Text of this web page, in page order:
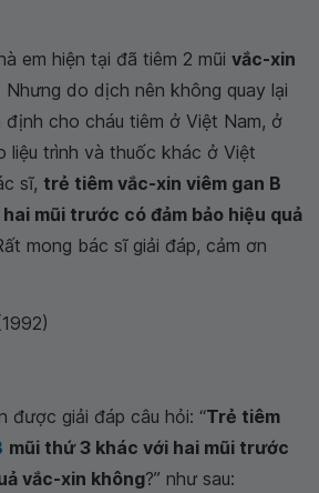
em hiện tại đã tiêm 2 mũi vắc-xin
Nhưng do dịch nên không quay lại
cho cháu tiêm ở Việt Nam, ở
liệu trình và thuốc khác ở Việt
sĩ, trẻ tiêm vắc-xin viêm gan B
mũi trước có đảm bảo hiệu quả
mong bác sĩ giải đáp, cảm ơn
được giải đáp câu hỏi: “Trẻ tiêm
mũi thứ 3 khác với hai mũi trước
vắc-xin không?” như sau: